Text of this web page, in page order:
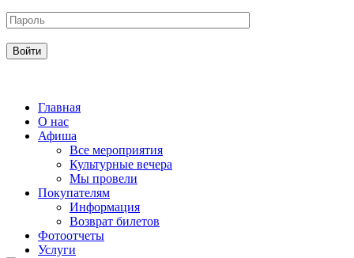
Главная
О нас
Афиша
Все мероприятия
Культурные вечера
Мы провели
Покупателям
Информация
Возврат билетов
Фотоотчеты
Услуги